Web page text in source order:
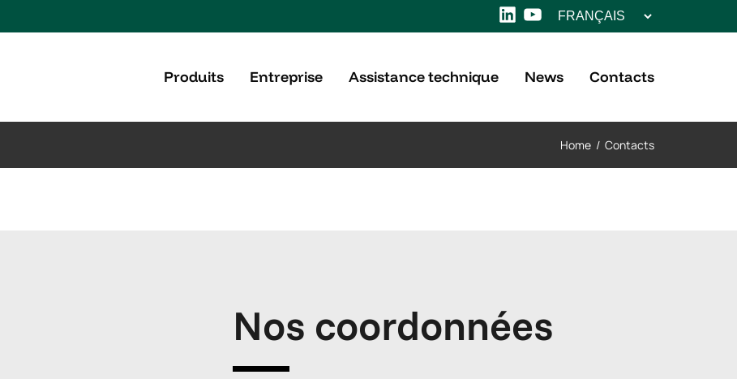
LinkedIn
YouTube
Choisir
une
langue
Produits Entreprise Assistance technique News Contacts
Home / Contacts
Nos coordonnées